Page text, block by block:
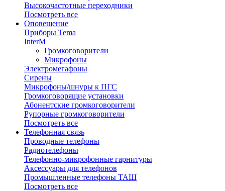
Высокочастотные переходники
Посмотреть все
Оповещение
Приборы Tema
InterM
Громкоговорители
Микрофоны
Электромегафоны
Сирены
Микрофоны/шнуры к ПГС
Громкоговорящие установки
Абонентские громкоговорители
Рупорные громкоговорители
Посмотреть все
Телефонная связь
Проводные телефоны
Радиотелефоны
Телефонно-микрофонные гарнитуры
Аксессуары для телефонов
Промышленные телефоны ТАШ
Посмотреть все